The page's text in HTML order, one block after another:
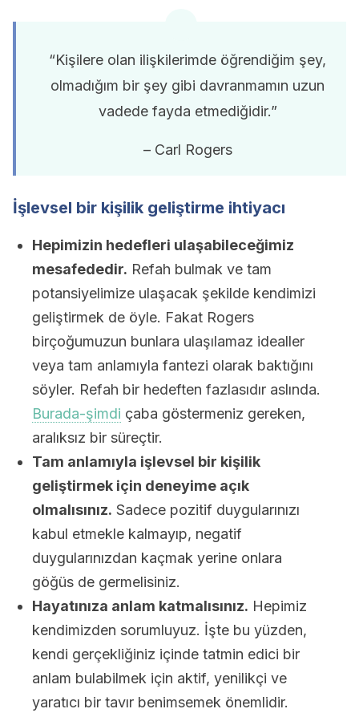
“Kişilere olan ilişkilerimde öğrendiğim şey,
olmadığım bir şey gibi davranmamın uzun
vadede fayda etmediğidir.”
– Carl Rogers
İşlevsel bir kişilik geliştirme ihtiyacı
Hepimizin hedefleri ulaşabileceğimiz
mesafededir. Refah bulmak ve tam
potansiyelimize ulaşacak şekilde kendimizi
geliştirmek de öyle. Fakat Rogers
birçoğumuzun bunlara ulaşılamaz idealler
veya tam anlamıyla fantezi olarak baktığını
söyler. Refah bir hedeften fazlasıdır aslında.
Burada-şimdi çaba göstermeniz gereken,
aralıksız bir süreçtir.
Tam anlamıyla işlevsel bir kişilik
geliştirmek için deneyime açık
olmalısınız. Sadece pozitif duygularınızı
kabul etmekle kalmayıp, negatif
duygularınızdan kaçmak yerine onlara
göğüs de germelisiniz.
Hayatınıza anlam katmalısınız. Hepimiz
kendimizden sorumluyuz. İşte bu yüzden,
kendi gerçekliğiniz içinde tatmin edici bir
anlam bulabilmek için aktif, yenilikçi ve
yaratıcı bir tavır benimsemek önemlidir.